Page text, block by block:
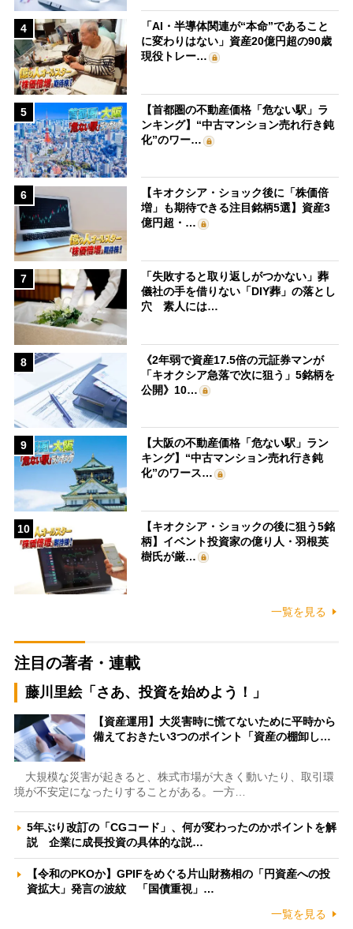
4
「AI・半導体関連が“本命”であること
に変わりはない」資産20億円超の90歳
現役トレー…
5
【首都圏の不動産価格「危ない駅」ラ
ンキング】“中古マンション売れ行き鈍
化”のワー…
6
【キオクシア・ショック後に「株価倍
増」も期待できる注目銘柄5選】資産3
億円超・…
7
「失敗すると取り返しがつかない」葬
儀社の手を借りない「DIY葬」の落とし
穴 素人には…
8
《2年弱で資産17.5倍の元証券マンが
「キオクシア急落で次に狙う」5銘柄を
公開》10…
9
【大阪の不動産価格「危ない駅」ラン
キング】“中古マンション売れ行き鈍
化”のワース…
10
【キオクシア・ショックの後に狙う5銘
柄】イベント投資家の億り人・羽根英
樹氏が厳…
一覧を見る
注目の著者・連載
藤川里絵「さあ、投資を始めよう！」
【資産運用】大災害時に慌てないために平時から
備えておきたい3つのポイント「資産の棚卸し…
大規模な災害が起きると、株式市場が大きく動いたり、取引環
境が不安定になったりすることがある。一方…
5年ぶり改訂の「CGコード」、何が変わったのかポイントを解
説 企業に成長投資の具体的な説…
【令和のPKOか】GPIFをめぐる片山財務相の「円資産への投
資拡大」発言の波紋 「国債重視」…
一覧を見る